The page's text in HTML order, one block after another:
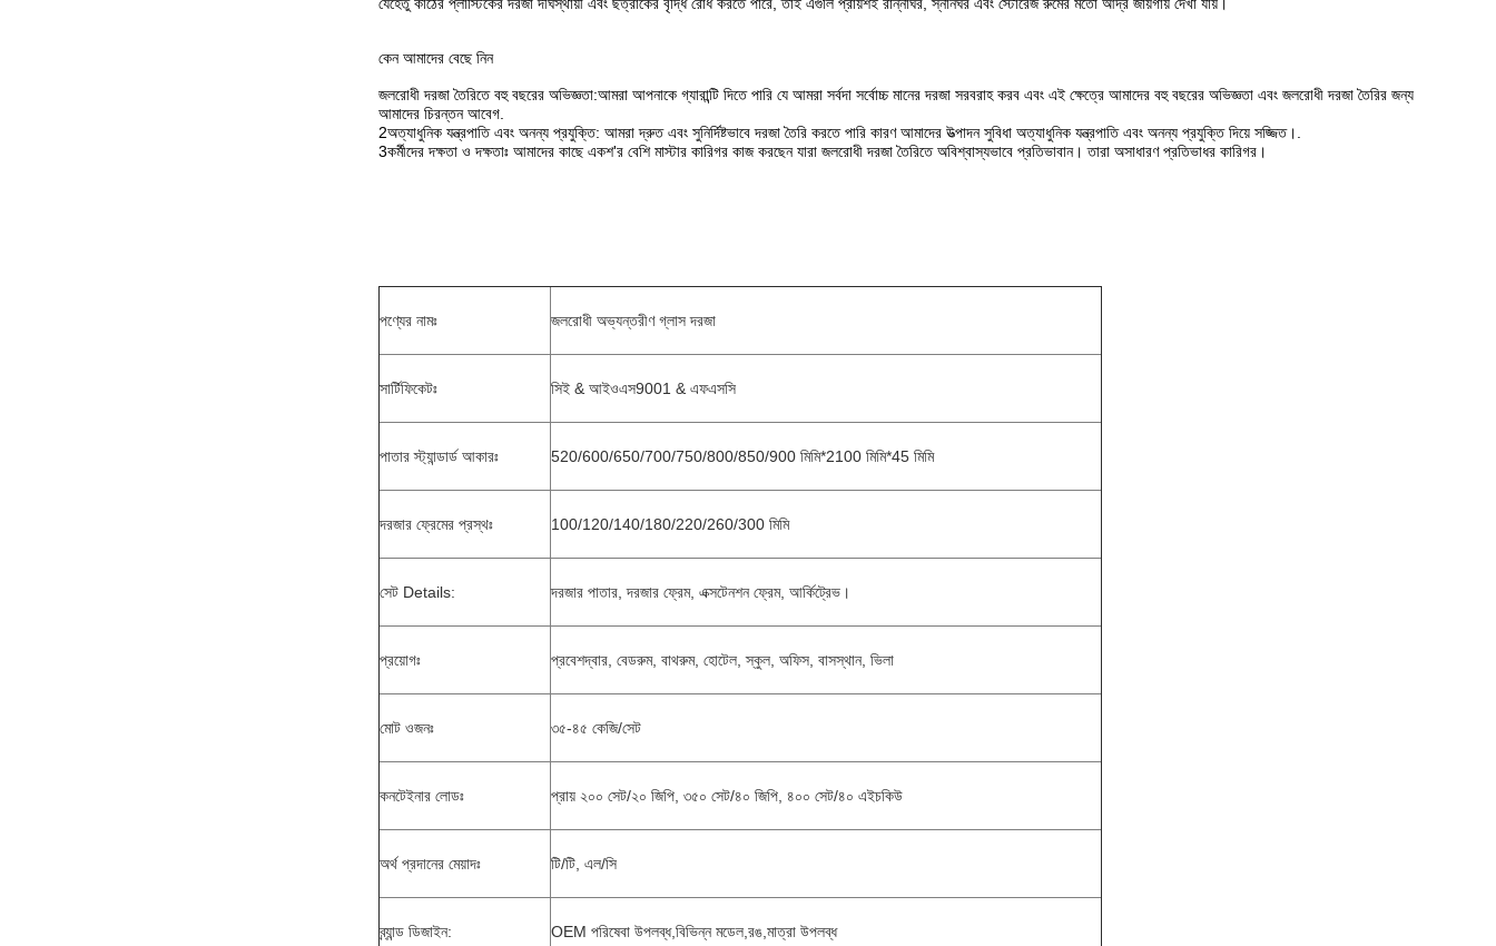
কেন আমাদের বেছে নিন
জলরোধী দরজা তৈরিতে বহু বছরের অভিজ্ঞতা:আমরা আপনাকে গ্যারান্টি দিতে পারি যে আমরা সর্বদা সর্বোচ্চ মানের দরজা সরবরাহ করব এবং এই ক্ষেত্রে আমাদের বহু বছরের অভিজ্ঞতা এবং জলরোধী দরজা তৈরির জন্য
আমাদের চিরন্তন আবেগ.
2অত্যাধুনিক যন্ত্রপাতি এবং অনন্য প্রযুক্তি: আমরা দ্রুত এবং সুনির্দিষ্টভাবে দরজা তৈরি করতে পারি কারণ আমাদের উত্পাদন সুবিধা অত্যাধুনিক যন্ত্রপাতি এবং অনন্য প্রযুক্তি দিয়ে সজ্জিত।.
3কর্মীদের দক্ষতা ও দক্ষতাঃ আমাদের কাছে একশ'র বেশি মাস্টার কারিগর কাজ করছেন যারা জলরোধী দরজা তৈরিতে অবিশ্বাস্যভাবে প্রতিভাবান। তারা অসাধারণ প্রতিভাধর কারিগর।
পণ্যের নামঃ জলরোধী অভ্যন্তরীণ গ্লাস দরজা
সার্টিফিকেটঃ সিই & আইওএস9001 & এফএসসি
পাতার স্ট্যান্ডার্ড আকারঃ 520/600/650/700/750/800/850/900 মিমি*2100 মিমি*45 মিমি
দরজার ফ্রেমের প্রস্থঃ 100/120/140/180/220/260/300 মিমি
সেট Details: দরজার পাতার, দরজার ফ্রেম, এক্সটেনশন ফ্রেম, আর্কিট্রেভ।
প্রয়োগঃ প্রবেশদ্বার, বেডরুম, বাথরুম, হোটেল, স্কুল, অফিস, বাসস্থান, ভিলা
মোট ওজনঃ ৩৫-৪৫ কেজি/সেট
কনটেইনার লোডঃ প্রায় ২০০ সেট/২০ জিপি, ৩৫০ সেট/৪০ জিপি, ৪০০ সেট/৪০ এইচকিউ
অর্থ প্রদানের মেয়াদঃ টি/টি, এল/সি
ব্র্যান্ড ডিজাইন: OEM পরিষেবা উপলব্ধ,বিভিন্ন মডেল,রঙ,মাত্রা উপলব্ধ